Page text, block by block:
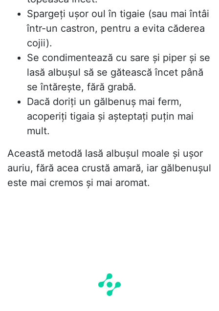
Spargeți ușor oul în tigaie (sau mai întâi
într-un castron, pentru a evita căderea
cojii).
Se condimentează cu sare și piper și se
lasă albușul să se gătească încet până
se întărește, fără grabă.
Dacă doriți un gălbenuș mai ferm,
acoperiți tigaia și așteptați puțin mai
mult.
Această metodă lasă albușul moale și ușor
auriu, fără acea crustă amară, iar gălbenușul
este mai cremos și mai aromat.